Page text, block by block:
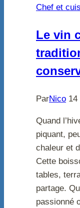
Chef et
Le vin
ParNico 14
Quand
piquant,
chaleur et
Cette
tables,
partage.
passionné